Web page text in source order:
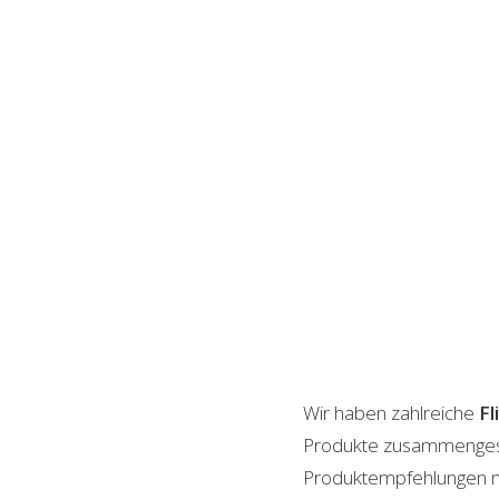
Wir haben zahlreiche
Produkte
Produktempfehlungen